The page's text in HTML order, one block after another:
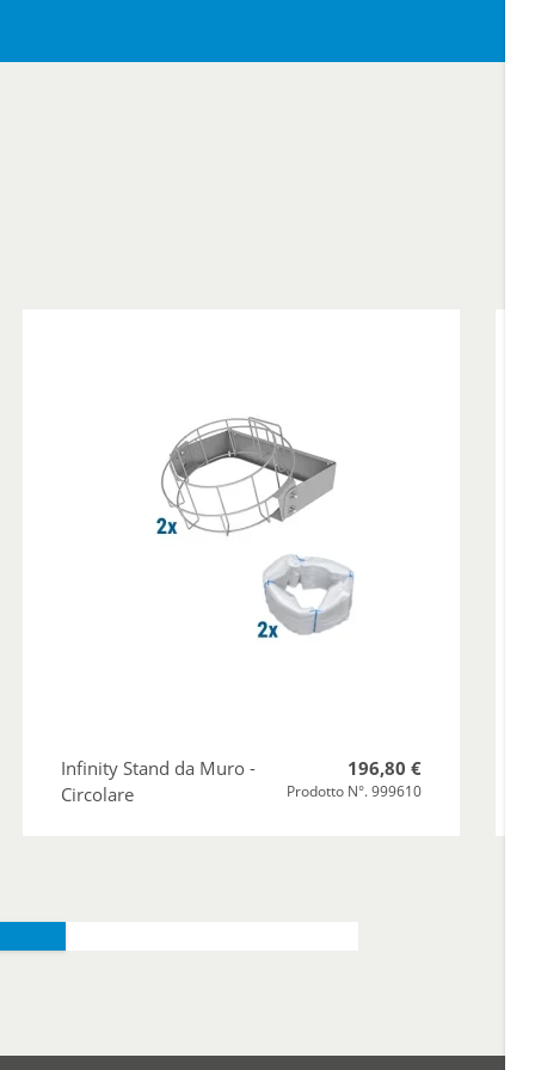
Infinity Stand da Muro -
Circolare
196,80 €
Prodotto N°. 999610